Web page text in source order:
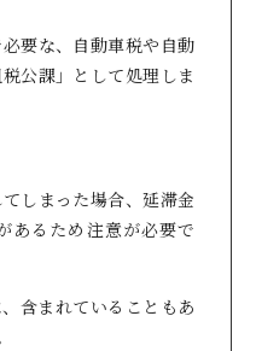
要な、自動車税や自動
公課」として処理しま
しまった場合、延滞金
あるため注意が必要で
含まれていることもあ